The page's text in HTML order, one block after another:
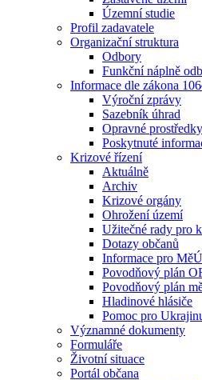
Územní studie
Profil zadavatele
Organizační struktura
Odbory
Funkční náplně
Informace dle zákona
Výroční zprávy
Sazebník úhrad
Opravné prostředky
Poskytnuté
Krizové řízení
Aktuálně
Archiv
Krizové orgány
Ohrožení území
Užitečné rady pro
Dotazy občanů
Informace pro
Povodňový plán
Povodňový plán
Hladinové hlásiče
Pomoc pro
Významné dokumenty
Formuláře
Životní situace
Portál občana